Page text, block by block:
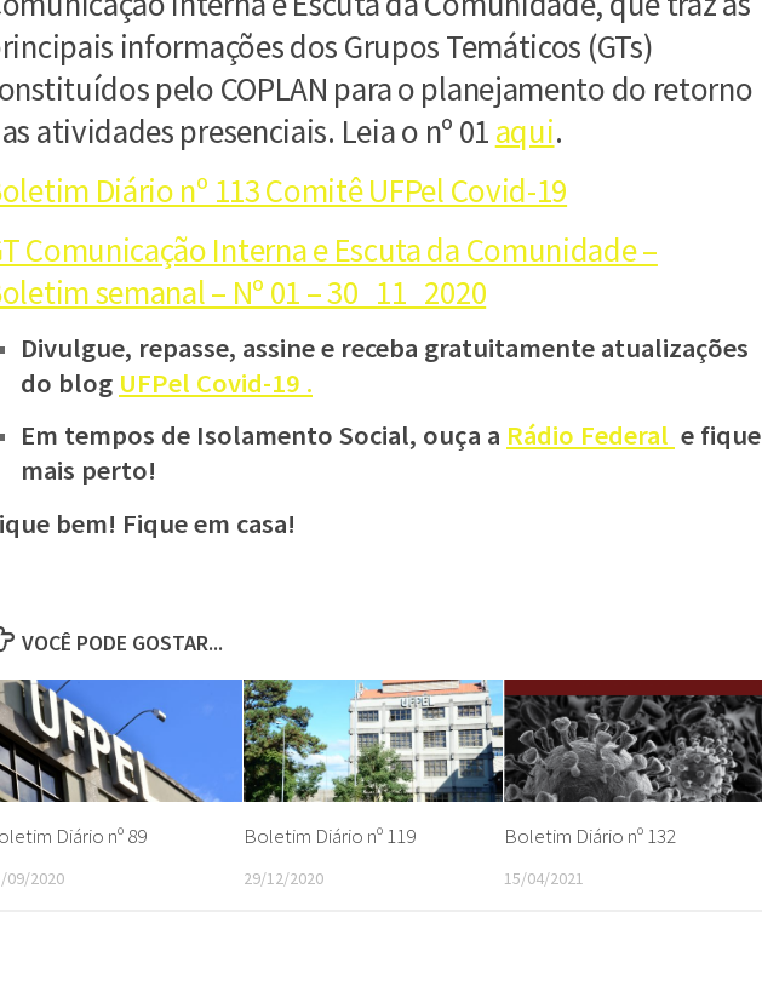
informações dos Grupos Temáticos (GTs)
pelo COPLAN para o planejamento do retorno
atividades presenciais. Leia o nº 01 aqui.
Diário nº 113 Comitê UFPel Covid-19
Comunicação Interna e Escuta da Comunidade –
semanal – Nº 01 – 30_11_2020
Divulgue, repasse, assine e receba gratuitamente atualizações
do blog UFPel Covid-19 .
Em tempos de Isolamento Social, ouça a Rádio Federal e fique
mais perto!
bem! Fique em casa!
VOCÊ PODE GOSTAR...
Diário nº 89
09/2020
Boletim Diário nº 119
29/12/2020
Boletim Diário nº 132
15/04/2021